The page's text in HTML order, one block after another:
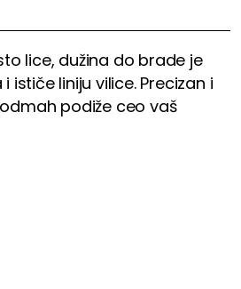
lice, dužina do brade je
ističe liniju vilice. Precizan i
podiže ceo vaš